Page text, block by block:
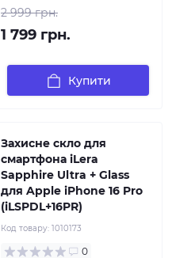
2 999 грн.
1 799 грн.
Купити
Захисне скло для
смартфона iLera
Sapphire Ultra + Glass
для Apple iPhone 16 Pro
(iLSPDL+16PR)
Код товару: 1010173
0